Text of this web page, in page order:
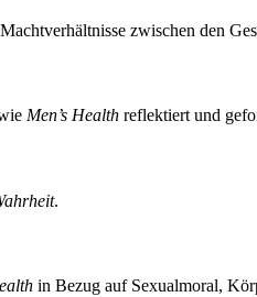
zwischen den
Men’s Health reflektiert und
.
in Bezug auf Sexualmoral,